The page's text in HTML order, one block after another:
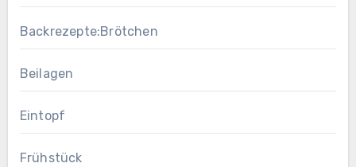
Backrezepte:Brötchen
Beilagen
Eintopf
Frühstück